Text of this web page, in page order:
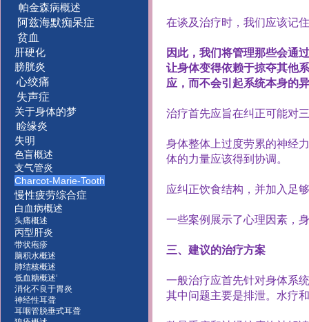
在谈及治疗时，我们应该记
因此，我们将管理那些会通
让身体变得依赖于掠夺其他
应，而不会引起系统本身的
治疗首先应旨在纠正可能对
身体整体上过度劳累的神经
体的力量应该得到协调。
应纠正饮食结构，并加入足
一些案例展示了心理因素，
三、建议的治疗方案
一般治疗应首先针对身体系统
其中问题主要是排泄。水疗
帕金森病概述
阿兹海默痴呆症
贫血
肝硬化
膀胱炎
心绞痛
失声症
关于身体的梦
睑缘炎
失明
色盲概述
支气管炎
Charcot-Marie-Tooth
慢性疲劳综合症
白血病概述
头痛概述
丙型肝炎
带状疱疹
脑积水概述
肺结核概述
低血糖概述‘
消化不良于胃炎
神经性耳聋
耳咽管脱垂式耳聋